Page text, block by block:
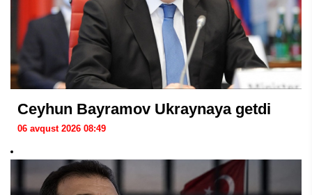
Ceyhun Bayramov Ukraynaya getdi
06 avqust 2026 08:49